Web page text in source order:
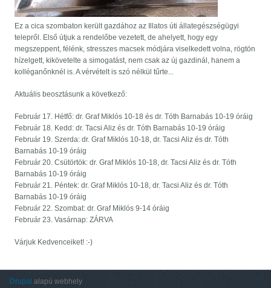
Ez a cica szombaton került gazdához az Illatos úti állategészségügyi
telepről. Első útjuk a rendelőbe vezetett, de ahelyett, hogy egy
megszeppent, félénk, stresszes macsek módjára viselkedett volna, rögtön
hízelgett, kikövetelte a simogatást, nem csak az új gazdinál, hanem a
kolléganőnknél is. A vérvételt is szó nélkül tűrte...
Aktuális beosztásunk a következő:
Február 17. Hétfő: dr. Graf Miklós 10-18 és dr. Tóth Barnabás 10-19 óráig
Február 18. Kedd: dr. Tacsi Aliz és dr. Tóth Barnabás 10-19 óráig
Február 19. Szerda: dr. Graf Miklós 10-18, dr. Tacsi Aliz és dr. Tóth
Barnabás 10-19 óráig
Február 20. Csütörtök: dr. Graf Miklós 10-18, dr. Tacsi Aliz és dr. Tóth
Barnabás 10-19 óráig
Február 21. Péntek: dr. Graf Miklós 10-18, dr. Tacsi Aliz és dr. Tóth
Barnabás 10-19 óráig
Február 22. Szombat: dr. Graf Miklós 9-14 óráig
Február 23. Vasárnap: ZÁRVA
Várjuk Kedvenceiket! :-)
Drupal alapú webhely